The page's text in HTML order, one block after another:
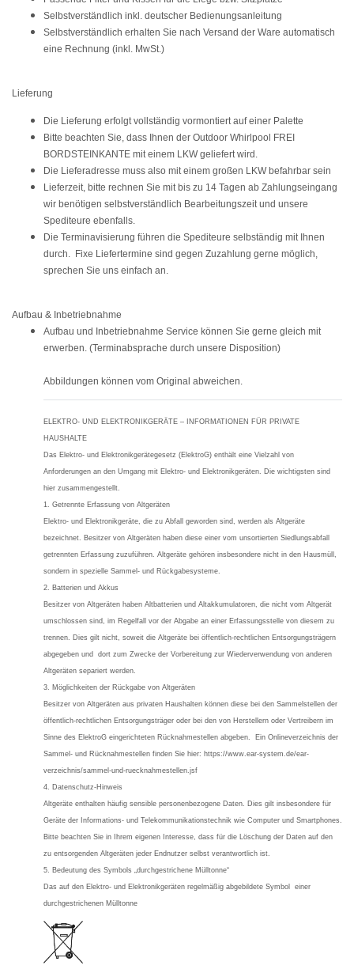
Selbstverständlich inkl. deutscher Bedienungsanleitung
Selbstverständlich erhalten Sie nach Versand der Ware automatisch
eine Rechnung (inkl. MwSt.)
Lieferung
Die Lieferung erfolgt vollständig vormontiert auf einer Palette
Bitte beachten Sie, dass Ihnen der Outdoor Whirlpool FREI
BORDSTEINKANTE mit einem LKW geliefert wird.
Die Lieferadresse muss also mit einem großen LKW befahrbar sein
Lieferzeit, bitte rechnen Sie mit bis zu 14 Tagen ab Zahlungseingang
wir benötigen selbstverständlich Bearbeitungszeit und unsere
Spediteure ebenfalls.
Die Terminavisierung führen die Spediteure selbständig mit Ihnen
durch. Fixe Liefertermine sind gegen Zuzahlung gerne möglich,
sprechen Sie uns einfach an.
Aufbau & Inbetriebnahme
Aufbau und Inbetriebnahme Service können Sie gerne gleich mit
erwerben. (Terminabsprache durch unsere Disposition)
Abbildungen können vom Original abweichen.
ELEKTRO- UND ELEKTRONIKGERÄTE – INFORMATIONEN FÜR PRIVATE
HAUSHALTE
Das Elektro- und Elektronikgerätegesetz (ElektroG) enthält eine Vielzahl von
Anforderungen an den Umgang mit Elektro- und Elektronikgeräten. Die wichtigsten sind
hier zusammengestellt.
1. Getrennte Erfassung von Altgeräten
Elektro- und Elektronikgeräte, die zu Abfall geworden sind, werden als Altgeräte
bezeichnet. Besitzer von Altgeräten haben diese einer vom unsortierten Siedlungsabfall
getrennten Erfassung zuzuführen. Altgeräte gehören insbesondere nicht in den Hausmüll,
sondern in spezielle Sammel- und Rückgabesysteme.
2. Batterien und Akkus
Besitzer von Altgeräten haben Altbatterien und Altakkumulatoren, die nicht vom Altgerät
umschlossen sind, im Regelfall vor der Abgabe an einer Erfassungsstelle von diesem zu
trennen. Dies gilt nicht, soweit die Altgeräte bei öffentlich-rechtlichen Entsorgungsträgern
abgegeben und dort zum Zwecke der Vorbereitung zur Wiederverwendung von anderen
Altgeräten separiert werden.
3. Möglichkeiten der Rückgabe von Altgeräten
Besitzer von Altgeräten aus privaten Haushalten können diese bei den Sammelstellen der
öffentlich-rechtlichen Entsorgungsträger oder bei den von Herstellern oder Vertreibern im
Sinne des ElektroG eingerichteten Rücknahmestellen abgeben. Ein Onlineverzeichnis der
Sammel- und Rücknahmestellen finden Sie hier: https://www.ear-system.de/ear-
verzeichnis/sammel-und-ruecknahmestellen.jsf
4. Datenschutz-Hinweis
Altgeräte enthalten häufig sensible personenbezogene Daten. Dies gilt insbesondere für
Geräte der Informations- und Telekommunikationstechnik wie Computer und Smartphones.
Bitte beachten Sie in Ihrem eigenen Interesse, dass für die Löschung der Daten auf den
zu entsorgenden Altgeräten jeder Endnutzer selbst verantwortlich ist.
5. Bedeutung des Symbols „durchgestrichene Mülltonne“
Das auf den Elektro- und Elektronikgeräten regelmäßig abgebildete Symbol einer
durchgestrichenen Mülltonne